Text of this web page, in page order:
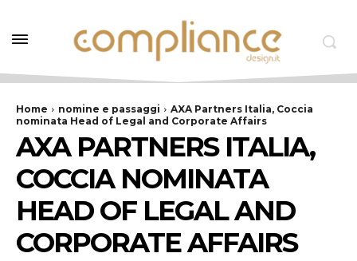
Home nomine e passaggi
AXA Partners Italia, Coccia
nominata Head of Legal and Corporate Affairs
AXA PARTNERS ITALIA,
COCCIA NOMINATA
HEAD OF LEGAL AND
CORPORATE AFFAIRS